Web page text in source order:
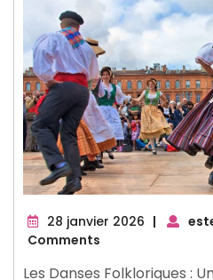
28 janvier 2026 28
|
Comments
Les Danses Folkloriques :